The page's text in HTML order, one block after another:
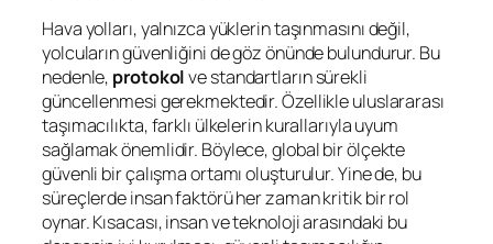
Hava yolları, yalnızca yüklerin taşınmasını değil,
yolcuların güvenliğini de göz önünde bulundurur. Bu
nedenle, protokolve standartların sürekli
güncellenmesi gerekmektedir. Özellikle uluslararası
taşımacılıkta, farklı ülkelerin kurallarıyla uyum
sağlamak önemlidir. Böylece, global bir ölçekte
güvenli bir çalışma ortamı oluşturulur. Yine de, bu
süreçlerde insan faktörü her zaman kritik bir rol
oynar. Kısacası, insan ve teknoloji arasındaki bu